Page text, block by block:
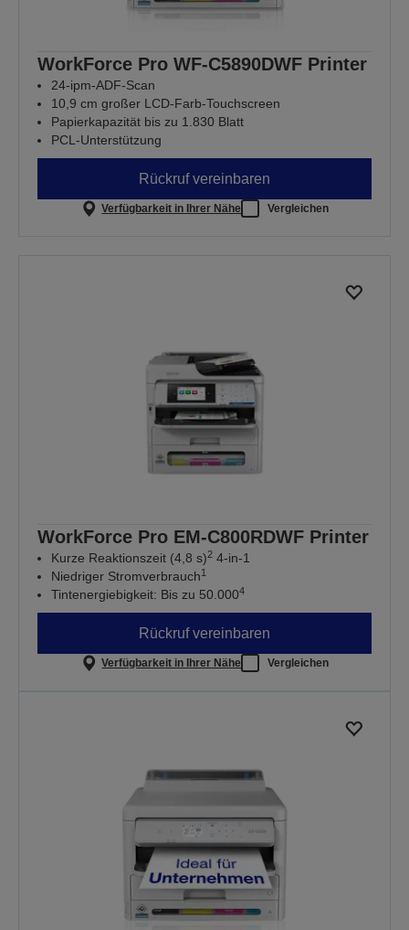
WorkForce Pro WF-C5890DWF Printer
24-ipm-ADF-Scan
10,9 cm großer LCD-Farb-Touchscreen
Papierkapazität bis zu 1.830 Blatt
PCL-Unterstützung
Rückruf vereinbaren
Verfügbarkeit in Ihrer Nähe Vergleichen
WorkForce Pro EM-C800RDWF Printer
Kurze Reaktionszeit (4,8 s)2 4-in-1
Niedriger Stromverbrauch1
Tintenergiebigkeit: Bis zu 50.0004
Rückruf vereinbaren
Verfügbarkeit in Ihrer Nähe Vergleichen